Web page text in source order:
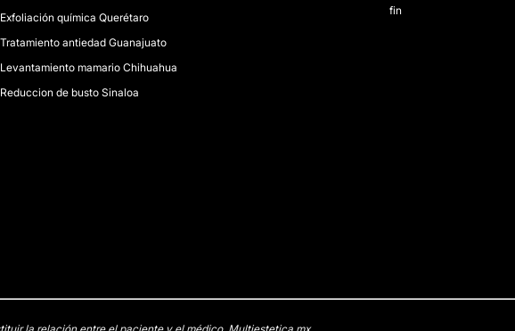
Exfoliación química Querétaro
Tratamiento antiedad Guanajuato
Levantamiento mamario Chihuahua
Reduccion de busto Sinaloa
fin
la relación entre el paciente y el médico. Multiestetica.mx